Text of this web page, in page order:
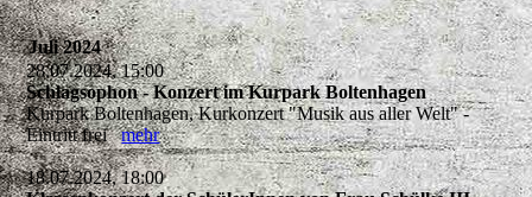
Juli 2024
28.07.2024, 15:00
Schlagsophon - Konzert im Kurpark Boltenhagen
Kurpark Boltenhagen, Kurkonzert "Musik aus aller Welt" -
Eintritt freimehr
18.07.2024, 18:00